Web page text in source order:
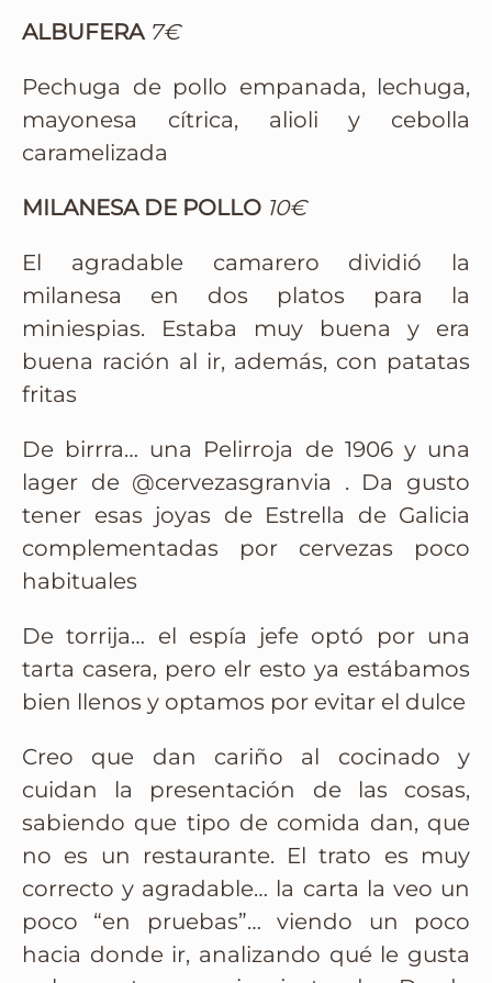
ALBUFERA7€
Pechuga de pollo empanada, lechuga,
mayonesa cítrica, alioli y cebolla
caramelizada
MILANESA DE POLLO 10€
El agradable camarero dividió la
milanesa en dos platos para la
miniespias. Estaba muy buena y era
buena ración al ir, además, con patatas
fritas
De birrra… una Pelirroja de 1906 y una
lager de @cervezasgranvia . Da gusto
tener esas joyas de Estrella de Galicia
complementadas por cervezas poco
habituales
De torrija… el espía jefe optó por una
tarta casera, pero elr esto ya estábamos
bien llenos y optamos por evitar el dulce
Creo que dan cariño al cocinado y
cuidan la presentación de las cosas,
sabiendo que tipo de comida dan, que
no es un restaurante. El trato es muy
correcto y agradable… la carta la veo un
poco “en pruebas”… viendo un poco
hacia donde ir, analizando qué le gusta